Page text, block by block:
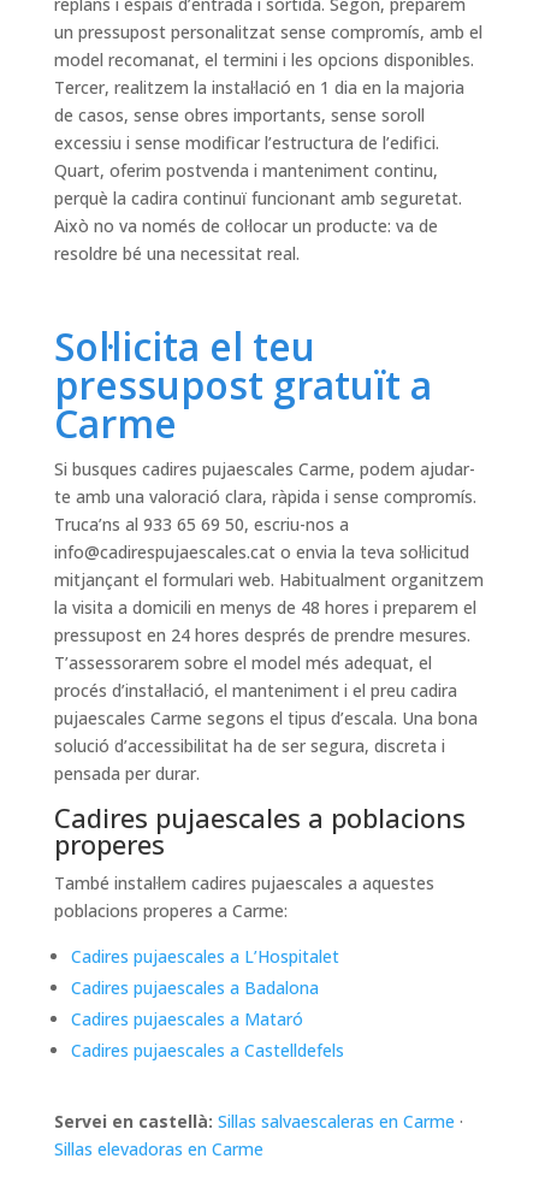
replans i espais d’entrada i sortida. Segon, preparem
un pressupost personalitzat sense compromís, amb el
model recomanat, el termini i les opcions disponibles.
Tercer, realitzem la instal·lació en 1 dia en la majoria
de casos, sense obres importants, sense soroll
excessiu i sense modificar l’estructura de l’edifici.
Quart, oferim postvenda i manteniment continu,
perquè la cadira continuï funcionant amb seguretat.
Això no va només de col·locar un producte: va de
resoldre bé una necessitat real.
Sol·licita el teu
pressupost gratuït a
Carme
Si busques cadires pujaescales Carme, podem ajudar-
te amb una valoració clara, ràpida i sense compromís.
Truca’ns al 933 65 69 50, escriu-nos a
info@cadirespujaescales.cato envia la teva sol·licitud
mitjançant el formulari web. Habitualment organitzem
la visita a domicili en menys de 48 hores i preparem el
pressupost en 24 hores després de prendre mesures.
T’assessorarem sobre el model més adequat, el
procés d’instal·lació, el manteniment i el preu cadira
pujaescales Carme segons el tipus d’escala. Una bona
solució d’accessibilitat ha de ser segura, discreta i
pensada per durar.
Cadires pujaescales a poblacions
properes
També instal·lem cadires pujaescales a aquestes
poblacions properes a Carme:
Cadires pujaescales a L’Hospitalet
Cadires pujaescales a Badalona
Cadires pujaescales a Mataró
Cadires pujaescales a Castelldefels
Servei en castellà: Sillas salvaescaleras en Carme ·
Sillas elevadoras en Carme